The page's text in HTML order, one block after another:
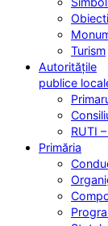
Turism
Autoritățile
publice
RUTI
Primăria